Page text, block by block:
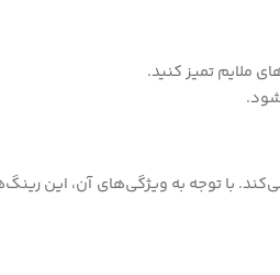
ملایم تمیز کنید.
شود.
با توجه به ویژگی‌های آن، این